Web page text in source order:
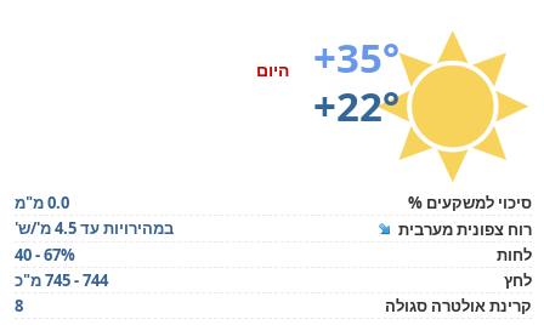
+35°
+22°
היום
סיכוי למשקעים %
0.0 מ"מ
רוח צפונית מערבית
במהירויות עד 4.5 מ'/ש'
לחות
40 - 67%
לחץ
744 - 745 מ"כ
קרינת אולטרה סגולה
8